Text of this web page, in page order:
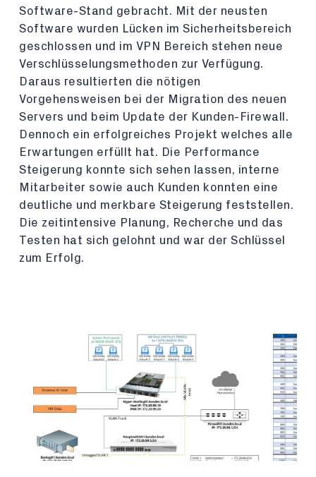
Software-Stand gebracht. Mit der neusten
Software wurden Lücken im Sicherheitsbereich
geschlossen und im VPN Bereich stehen neue
Verschlüsselungsmethoden zur Verfügung.
Daraus resultierten die nötigen
Vorgehensweisen bei der Migration des neuen
Servers und beim Update der Kunden-Firewall.
Dennoch ein erfolgreiches Projekt welches alle
Erwartungen erfüllt hat. Die Performance
Steigerung konnte sich sehen lassen, interne
Mitarbeiter sowie auch Kunden konnten eine
deutliche und merkbare Steigerung feststellen.
Die zeitintensive Planung, Recherche und das
Testen hat sich gelohnt und war der Schlüssel
zum Erfolg.